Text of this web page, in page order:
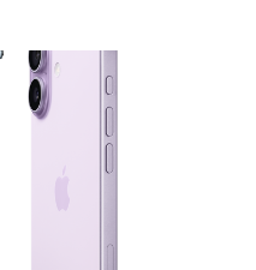
กว่าเครื่องที่มีคราบหรือฝุ่นสะสม
พิเศษ เพียงใช้ผ้านุ่มเช็ดหน้าจอ
กๆ เช่น ช่องลำโพงหรือพอร์ต
ออนไลน์ ภาพถ่ายก็มีผลอย่าง
สในการต่อรองราคาได้มากขึ้น
าพของเครื่องเป็นปัจจัยหลักที่
ก หรือการทำงานของระบบต่างๆ
ม่ กล้องใช้งานได้ปกติหรือไม่
รโฟนทำงานหรือไม่ อีกจุดที่
ได้ที่ 11,900 บาทราคาตลาด
รับซื้อได้ที่ 13,300 บาท
อ iPhone 11 Pro
ด้ที่ 12,600 บาทราคาตลาดมือ
รับซื้อได้ที่ 14,000 บาท
11 Pro Max 256GB รับซื้อ
บาท
งรับ 5G พร้อมดีไซน์ขอบ
ชิป A14 Bionic และกล้องคู่ที่ดี
ทีวังหิน — รับซื้อโทรศัพท์, รับซื้อ
บริการอื่นๆ เกี่ยวกับสินค้าไอที
ซื้อสินค้าไอทีวังหิน รับซื้อ
แท็บเล็ต, หรือบริการอื่นๆ เกี่ยว
งหิน รับซื้อ iPhone ทุกรุ่น ให้
หนือระดับกับการ รับซื้อไอ
ซื้อ มือถือ iPhone, Samsung,
ายเงินทันที ครอบคลุมพื้นที่